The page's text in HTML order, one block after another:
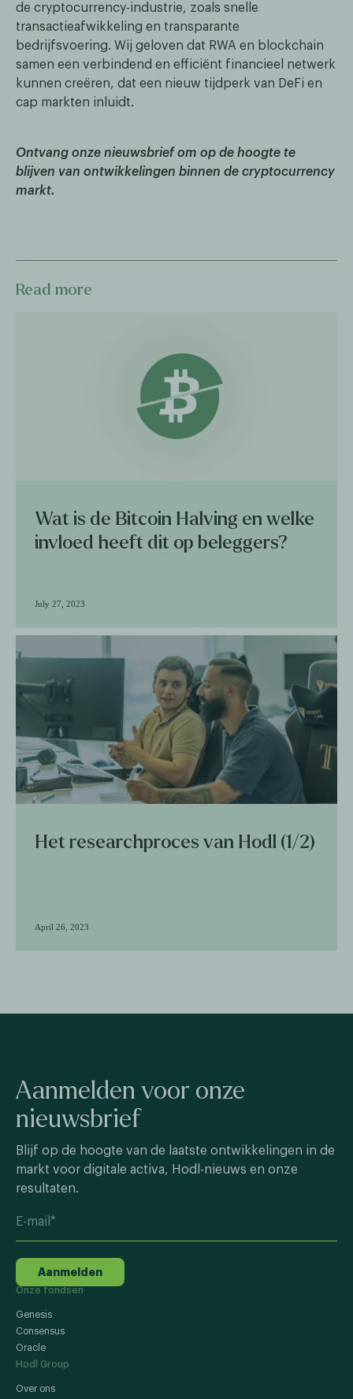
de cryptocurrency-industrie, zoals snelle
transactieafwikkeling en transparante
bedrijfsvoering. Wij geloven dat RWA en blockchain
samen een verbindend en efficiënt financieel netwerk
kunnen creëren, dat een nieuw tijdperk van DeFi en
cap markten inluidt.
Ontvang onze nieuwsbrief om op de hoogte te
blijven van ontwikkelingen binnen de cryptocurrency
markt.
Read more
Wat is de Bitcoin Halving en welke
invloed heeft dit op beleggers?
July 27, 2023
Het researchproces van Hodl (1/2)
April 26, 2023
Aanmelden voor onze
nieuwsbrief
Blijf op de hoogte van de laatste ontwikkelingen in de
markt voor digitale activa, Hodl-nieuws en onze
resultaten.
Aanmelden
Onze fondsen
Genesis
Consensus
Oracle
Hodl Group
Over ons